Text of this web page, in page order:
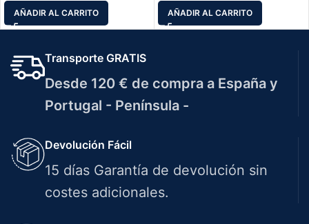
AÑADIR AL CARRITO AÑADIR AL CARRITO
Transporte GRATIS
Desde 120 € de compra a España y
Portugal - Península -
Devolución Fácil
15 días Garantía de devolución sin
costes adicionales.